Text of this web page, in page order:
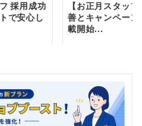
採用成功
で安心し
【お正月スタッ
善とキャンペー
載開始...